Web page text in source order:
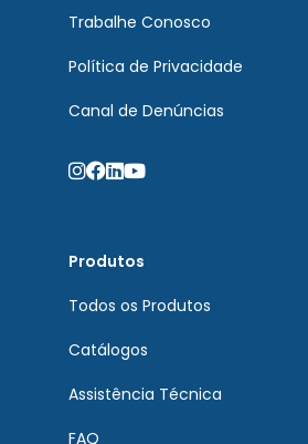
Trabalhe Conosco
Política de Privacidade
Canal de Denúncias
Produtos
Todos os Produtos
Catálogos
Assistência Técnica
FAQ